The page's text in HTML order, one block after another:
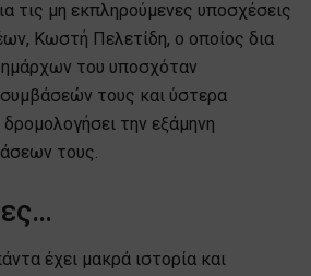
τις μη εκπληρούμενες υποσχέσεις
Κωστή Πελετίδη, ο οποίος δια
του υποσχόταν
τους και ύστερα
την εξάμηνη
τους.
έχει μακρά ιστορία και